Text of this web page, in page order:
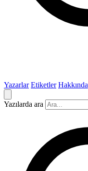
Yazarlar Etiketler Hakkında
Yazılarda ara